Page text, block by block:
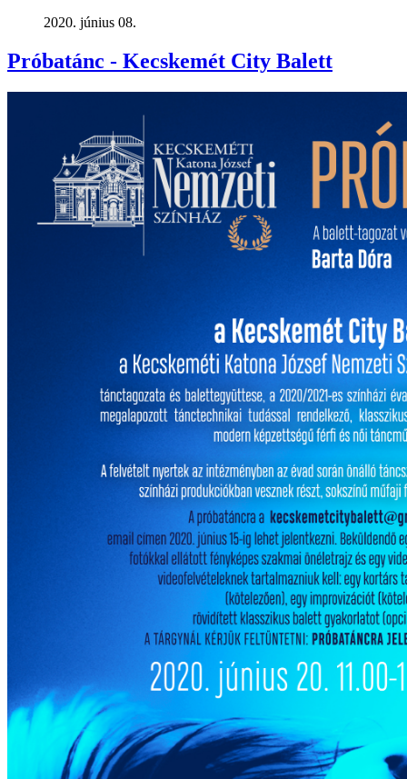
2020. június 08.
Próbatánc - Kecskemét City Balett